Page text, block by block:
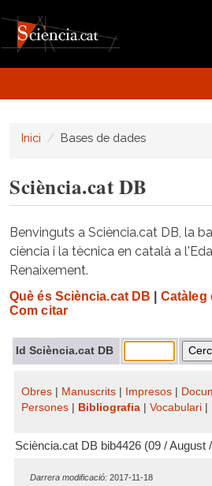
Inici Bases de dades
Sciència.cat DB
Benvinguts a Sciència.cat DB, la
ciència i la tècnica en català a
Renaixement.
Què és Sciència.cat DB Catàleg
Com citar
Id Sciència.cat DB
Obres Manuscrits Impresos
Persones
Bibliografia Vocabulari
Sciència.cat DB bib4426 (09 / August
Darrera modificació: 2017-11-18